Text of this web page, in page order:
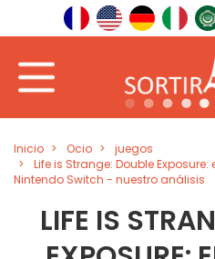
Inicio Ocio
juegos
Life is Strange: Double
Nintendo Switch - nuestro análisis
LIFE IS